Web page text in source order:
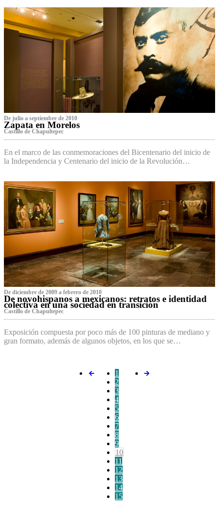
De julio a septiembre de 2010
Zapata en Morelos
Castillo de Chapultepec
En el marco de las conmemoraciones del Bicentenario del inicio de
la Independencia y Centenario del inicio de la Revolución…
De diciembre de 2009 a febrero de 2010
De novohispanos a mexicanos: retratos e identidad
colectiva en una sociedad en transición
Castillo de Chapultepec
Exposición compuesta por poco más de 100 pinturas de mediano y
gran formato, además de algunos objetos, en los que se…
1
2
3
4
5
6
7
8
9
10
11
12
13
14
15